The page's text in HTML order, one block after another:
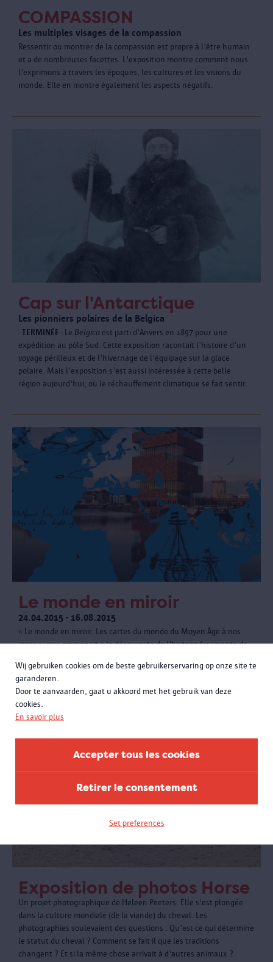
Wij gebruiken cookies om de beste gebruikerservaring op onze site te
garanderen.
Door te aanvaarden, gaat u akkoord met het gebruik van deze
cookies.
En savoir plus
Accepter tous les cookies
Retirer le consentement
Set preferences
COMPASSION
Les multiples visages de la compassion
Ressentir ou montrer de la compassion est propre à l'être humain
et a de nombreuses facettes. L'exposition montre comment nous
l'exprimons à travers les époques, les cultures et les visions du
monde. Elle en montre également les aspects négatifs.
Cap sur l'Antarctique
Les pionniers polaires de la Belgica
- TERMINÉE - Le Belgica est parti d'Anvers en 1897 pour une
expédition au pôle Sud. Cette exposition racontait l'histoire d'un
voyage périlleux et de l'hivernage de l'équipage sur la glace
polaire. Mais l'exposition s'est aussi intéressée à cette belle
région aujourd'hui, où le réchauffement climatique se fait sentir.
Le monde en miroir
24.04.2015 - 16.08.2015
« Le monde en miroir. Les cartes du monde du Moyen Âge à nos
jours » vous emmenait à la découverte de l'histoire fascinante de
avons reçu 48 718 visiteurs.
Exposition de photos Horse
Un projet photographique de Heleen Peeters. Elle s'est plongée
dans la culture mondiale (de la viande) du cheval. Les
photographies soulevaient des questions : Qu'est-ce qui détermine
le statut du cheval ? Comment se fait-il que les traditions
changent ? Et si la même chose arrivait à d'autres animaux ?